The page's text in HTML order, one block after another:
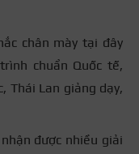
chân mày tại đây
chuẩn Quốc tế,
Thái Lan giảng dạy,
được nhiều giải